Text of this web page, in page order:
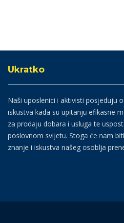
Ukratko
Naši uposlenici i aktivisti posjeduju
iskustva kada su upitanju efikasne
za prodaju dobara i usluga te
poslovnom svijetu. Stoga će nam
znanje i iskustva našeg osoblja